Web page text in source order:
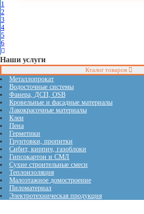
1
2
3
4
5
6
Наши услуги
Кталог товаров
Металлопрокат
Водосточные системы
Фанера, ДСП, OSB
Кровельные и фасадные материалы
Лакокрасочные материалы
Клеи
Пена
Герметики
Грунтовки, пропитки
Сибит, кирпич, газоблоки
Гипсокартон и СМЛ
Сухие строительные смеси
Теплоизоляция
Малоэтажное домостроение
Пиломатериал
Электротехническая продукция